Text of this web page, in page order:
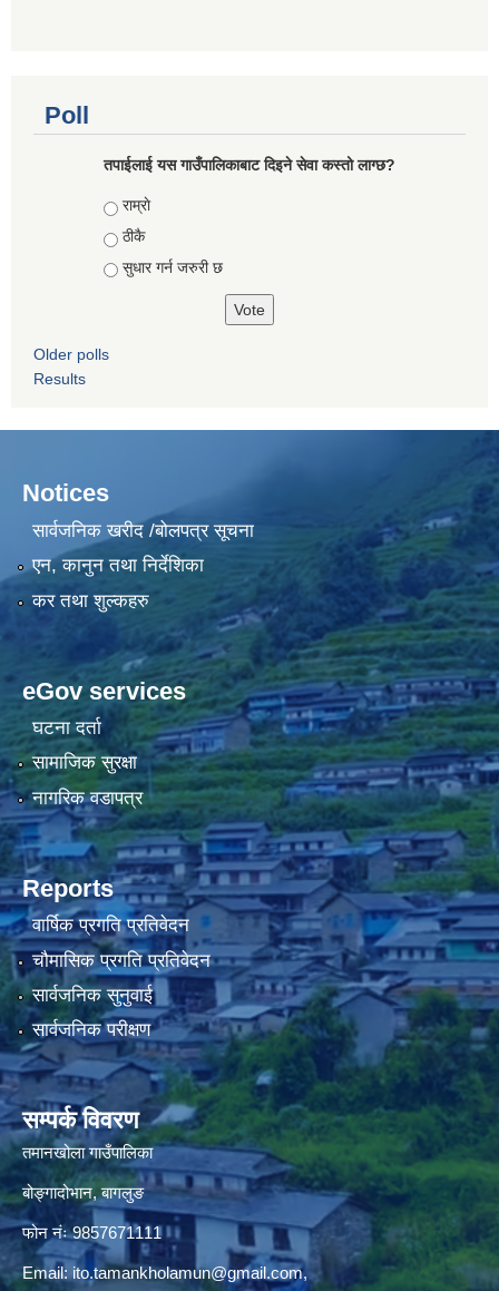
Poll
तपाईलाई यस गाउँपालिकाबाट दिइने सेवा कस्तो लाग्छ?
Choices
राम्राे
ठीकै
सुधार गर्न जरुरी छ
Older polls
Results
Notices
सार्वजनिक खरीद /बोलपत्र सूचना
एन, कानुन तथा निर्देशिका
कर तथा शुल्कहरु
eGov services
घटना दर्ता
सामाजिक सुरक्षा
नागरिक वडापत्र
Reports
वार्षिक प्रगति प्रतिवेदन
चौमासिक प्रगति प्रतिवेदन
सार्वजनिक सुनुवाई
सार्वजनिक परीक्षण
सम्पर्क विवरण
तमानखोला गाउँपालिका
बोङ्गादोभान, बागलुङ
फोन नंः 9857671111
Email: ito.tamankholamun@gmail.com,